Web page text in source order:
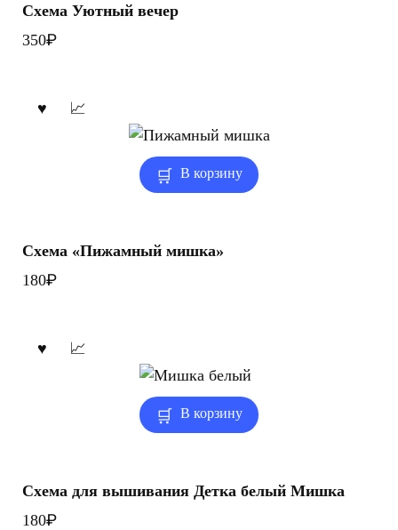
Схема Уютный вечер
350₽
В корзину
Схема «Пижамный мишка»
180₽
В корзину
Схема для вышивания Детка белый Мишка
180₽